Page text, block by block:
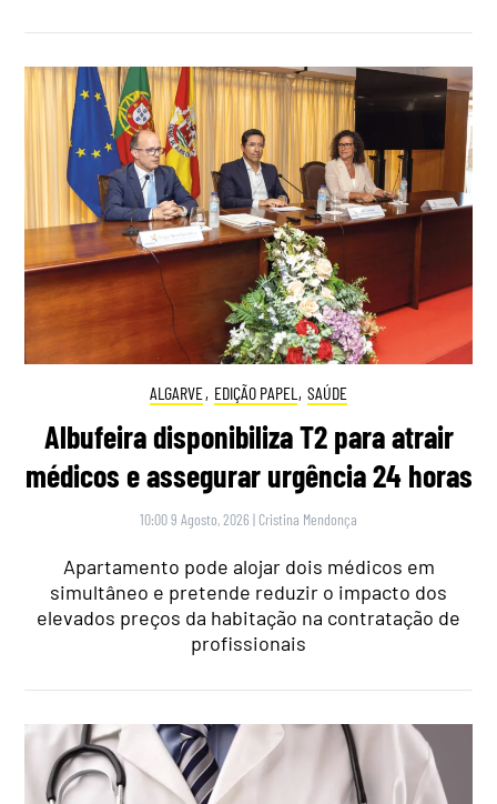
ALGARVE, EDIÇÃO PAPEL , SAÚDE
Albufeira disponibiliza T2 para atrair
médicos e assegurar urgência 24 horas
10:00 9 Agosto, 2026 | Cristina Mendonça
Apartamento pode alojar dois médicos em
simultâneo e pretende reduzir o impacto dos
elevados preços da habitação na contratação de
profissionais